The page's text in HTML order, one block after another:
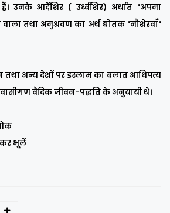
उनके आर्देशिर ( उर्ध्वशिर) अर्थात "अपना
तथा अनुश्रवण का अर्थ द्योतक "नौशेरवाँ"
तथा अन्य देशों पर इस्लाम का बलात आधिपत्य
वैदिक जीवन-पद्धति के अनुयायी थे।
भूलें